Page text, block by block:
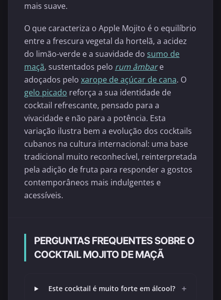
mais suave.
O que caracteriza o Apple Mojito é o equilíbrio
entre a frescura vegetal da hortelã, a acidez
do limão-verde e a suavidade do sumo de
maçã, sustentados pelo rum âmbare
adoçados pelo xarope de açúcar de cana. O
gelo picado reforça a sua identidade de
cocktail refrescante, pensado para a
vivacidade e não para a potência. Esta
variação ilustra bem a evolução dos cocktails
cubanos na cultura internacional: uma base
tradicional muito reconhecível, reinterpretada
pela adição de fruta para responder a gostos
contemporâneos mais indulgentes e
acessíveis.
PERGUNTAS FREQUENTES SOBRE O
COCKTAIL MOJITO DE MAÇÃ
Este cocktail é muito forte em álcool? +